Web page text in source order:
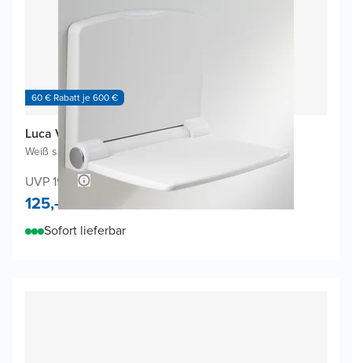
60 € Rabatt je 600 €
Luca Varess Duschhocker
Weiß satiniert
UVP 192,-
125,-
Sofort lieferbar